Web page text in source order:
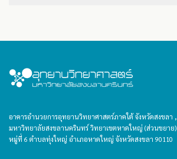
อาคารอำนวยการอุทยานวิทยาศาสตร์ภาคใต้ จังหวัดสงขลา ,
มหาวิทยาลัยสงขลานครินทร์ วิทยาเขตหาดใหญ่ (ส่วนขยาย)
หมู่ที่ 6 ตำบลทุ่งใหญ่ อำเภอหาดใหญ่ จังหวัดสงขลา 90110